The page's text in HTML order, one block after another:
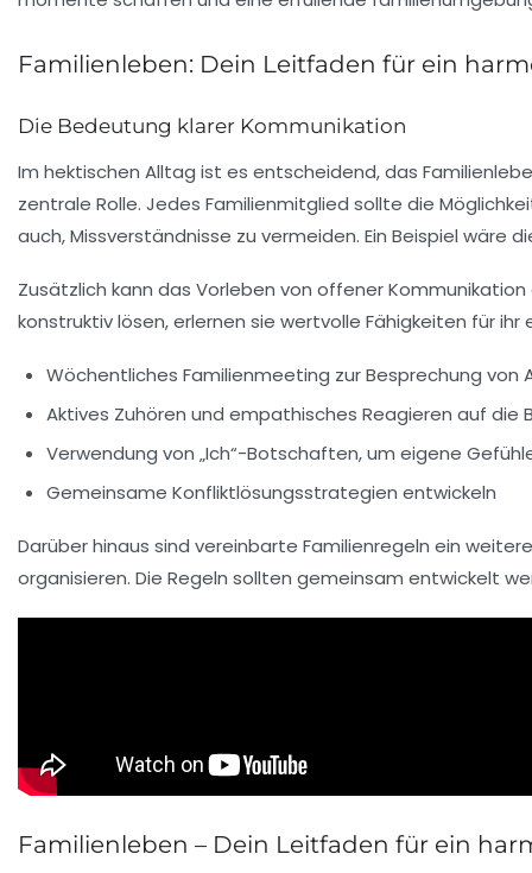
Familienleben: Dein Leitfaden für ein
Die Bedeutung klarer Kommunikation
Im hektischen Alltag ist es entscheidend, das
zentrale Rolle. Jedes Familienmitglied sollte die
auch, Missverständnisse zu vermeiden. Ein Beispiel wäre
Zusätzlich kann das Vorleben von offener Kommunikation
konstruktiv lösen, erlernen sie wertvolle Fähigkeiten für ihr
Wöchentliches Familienmeeting zur Besprechung von
Aktives Zuhören und empathisches Reagieren auf die
Verwendung von „Ich“-Botschaften, um eigene
Gemeinsame Konfliktlösungsstrategien entwickeln
Darüber hinaus sind vereinbarte Familienregeln ein
organisieren. Die Regeln sollten gemeinsam entwickelt
Familienleben – Dein Leitfaden für ein